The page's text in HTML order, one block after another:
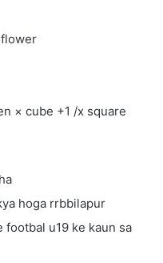
× cube +1 /x square
hoga rrbbilapur
footbal u19 ke kaun sa